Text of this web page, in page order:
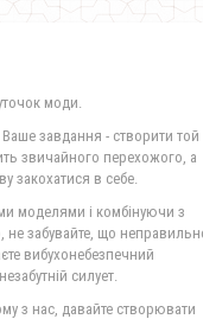
моди.
завдання - створити той
звичайного перехожого, а
закохатися в себе.
моделями і комбінуючи з
забувайте, що
вибухонебезпечний
силует.
з нас, давайте створювати